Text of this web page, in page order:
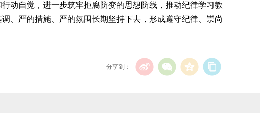
动自觉，进一步筑牢拒腐防变的思想防线，推动纪律学习教
、严的措施、严的氛围长期坚持下去，形成遵守纪律、崇尚
分享到：